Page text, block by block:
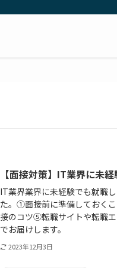
【面接対策】IT業界に未
IT業界業界に未経験でも就職
た。①面接前に準備しておく
接のコツ⑤転職サイトや転職
でお届けします。
2023年12月3日